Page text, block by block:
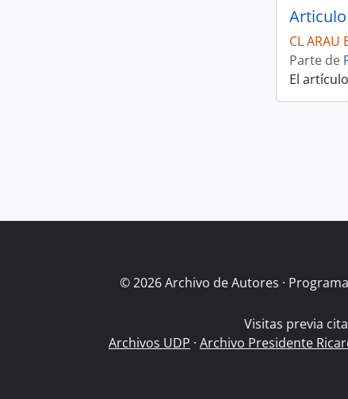
CL ARAU
Parte de
El
© 2026 Archivo de Autores ·
Visitas previa
Archivos UDP · Archivo Presidente